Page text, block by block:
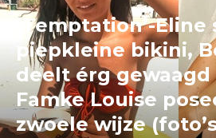
‘Temptation’-
piepkleine bikini,
deelt érg
Famke Louise
zwoele wijze